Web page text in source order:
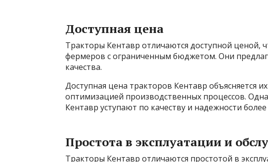
Доступная цена
Тракторы Кентавр отличаются доступной ценой,
фермеров с ограниченным бюджетом. Они
качества.
Доступная цена тракторов Кентавр объясняется
оптимизацией производственных процессов.
Кентавр уступают по качеству и надежности
Простота в эксплуатации и
Тракторы Кентавр отличаются простотой в